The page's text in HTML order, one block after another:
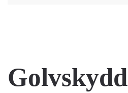
Golvskydd